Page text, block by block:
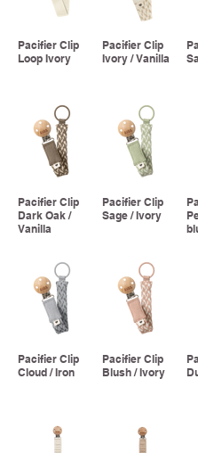
Pacifier Clip
Loop Ivory
Pacifier Clip
Ivory / Vanilla
Pacifier Clip
Dark Oak /
Vanilla
Pacifier Clip
Sage / Ivory
Pacifier Clip
Cloud / Iron
Pacifier Clip
Blush / Ivory